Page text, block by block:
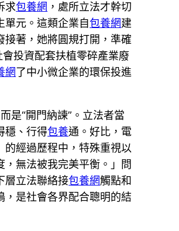
求包養網 ，處所立法才幹切
單元。這類企業自包養網建
著，她將圓規打開，準確
投資配套扶植零碎產業廢
網了中小微企業的環保投進
是“開門納諫”。立法者當
穩、行得包養通。好比，電
經過歷程中，特殊重視以
無法被我完美平衡。」問
層立法聯絡接包養網觸點和
是社會各界配合聰明的結